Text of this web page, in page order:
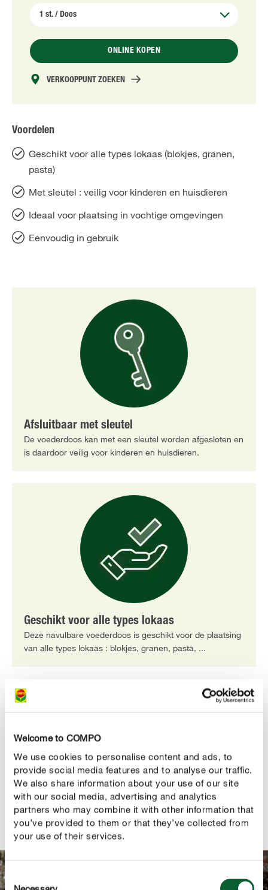
Welcome to COMPO
We use cookies to personalise content and ads, to
provide social media features and to analyse our traffic.
We also share information about your use of our site
with our social media, advertising and analytics
partners who may combine it with other information that
you’ve provided to them or that they’ve collected from
your use of their services.
Consent
ONLINE KOPEN
VERKOOPPUNT ZOEKEN
Voordelen
Geschikt voor alle types lokaas (blokjes, granen,
pasta)
Met sleutel : veilig voor kinderen en huisdieren
Ideaal voor plaatsing in vochtige omgevingen
Eenvoudig in gebruik
Afsluitbaar met sleutel
De voederdoos kan met een sleutel worden afgesloten en
is daardoor veilig voor kinderen en huisdieren.
Geschikt voor alle types lokaas
Deze navulbare voederdoos is geschikt voor de plaatsing
van alle types lokaas : blokjes, granen, pasta, ...
GEBRUIK
TECHNISCHE DETAILS
EEN VRAAG? STEL ZE HIER!